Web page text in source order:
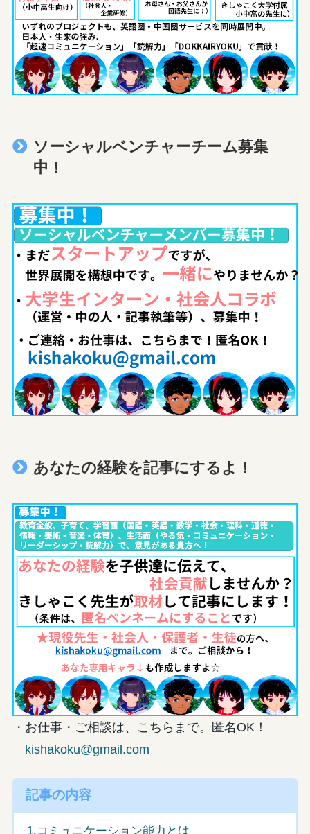
ソーシャルベンチャーチーム募集
中！
あなたの経験を記事にするよ！
・お仕事・ご相談は、こちらまで。匿名OK！
kishakoku@gmail.com
記事の内容
1.コミュニケーション能力とは